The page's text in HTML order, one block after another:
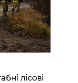
лісові